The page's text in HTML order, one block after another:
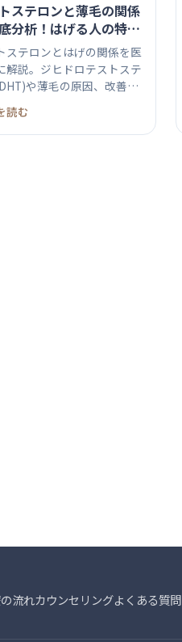
ステロンと薄毛の関係
分析！はげる人の特徴
のポイント
ステロンとはげの関係を医
解説。ジヒドロテストステ
や薄毛の原因、改善
読む
流れカウンセリングよくある質問